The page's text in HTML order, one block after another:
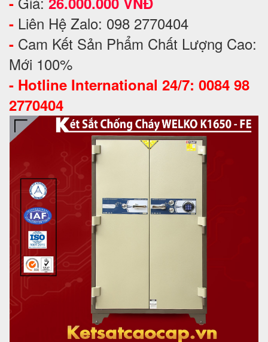
- Liên Hệ Zalo: 098 2770404
- Cam Kết Sản Phẩm Chất Lượng Cao:
Mới 100%
- Hotline International 24/7: 0084 98
2770404